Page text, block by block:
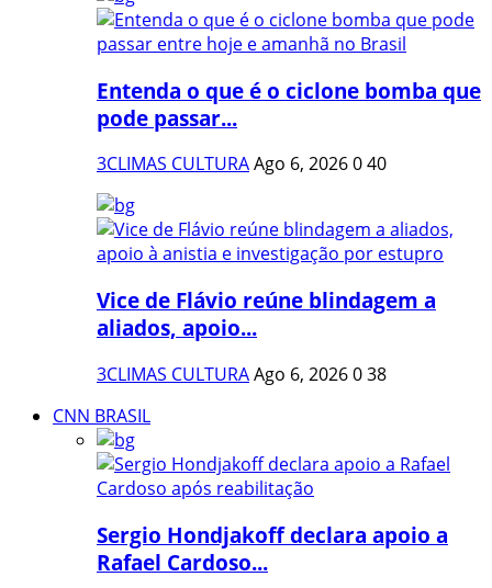
Entenda o que é o ciclone bomba que
pode passar...
3CLIMAS CULTURAAgo 6, 2026040
Vice de Flávio reúne blindagem a
aliados, apoio...
3CLIMAS CULTURAAgo 6, 2026038
CNN BRASIL
Sergio Hondjakoff declara apoio a
Rafael Cardoso...